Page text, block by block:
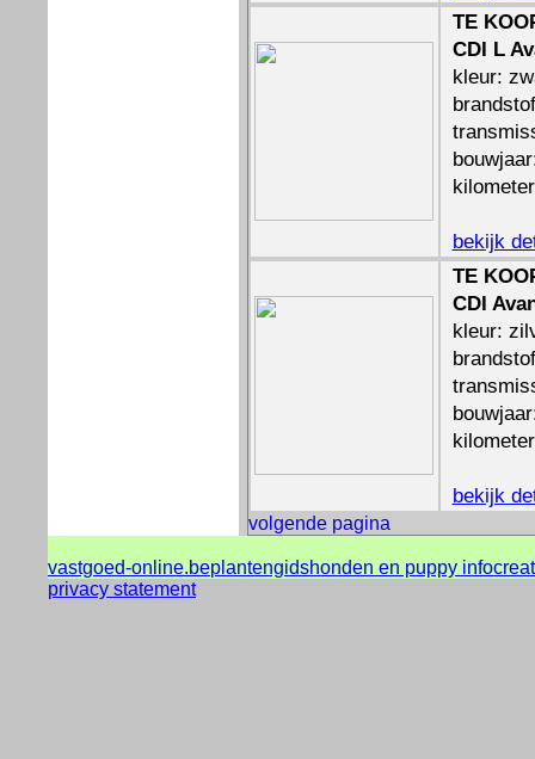
TE
CDI L
kleur:
bekijk
TE
CDI
kleur:
bekijk
volgende pagina
vastgoed-online.beplantengidshonden en puppy info
privacy statement